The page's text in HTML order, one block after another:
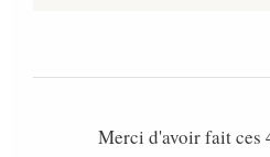
Merci d'avoir fait ces